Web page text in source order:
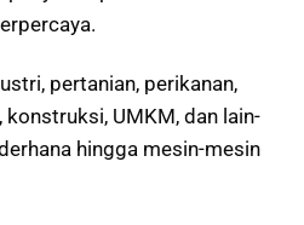
pertanian, perikanan,
konstruksi, UMKM, dan lain-
hingga mesin-mesin